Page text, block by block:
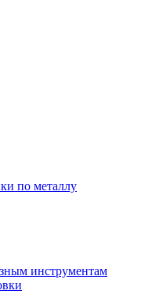
по металлу
инструментам